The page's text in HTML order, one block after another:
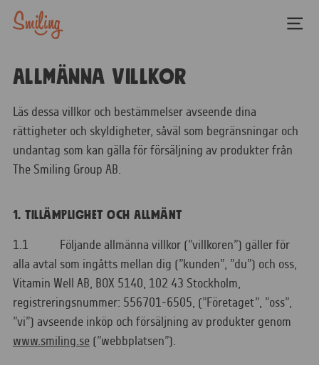
Allmänna Villkor
Läs dessa villkor och bestämmelser avseende dina
rättigheter och skyldigheter, såväl som begränsningar och
undantag som kan gälla för försäljning av produkter från
The Smiling Group AB.
1. TILLÄMPLIGHET OCH ALLMÄNT
1.1 Följande allmänna villkor (”villkoren”) gäller för
alla avtal som ingåtts mellan dig (”kunden”, ”du”) och oss,
Vitamin Well AB, BOX 5140, 102 43 Stockholm,
registreringsnummer: 556701-6505, (”Företaget”, ”oss”,
”vi”) avseende inköp och försäljning av produkter genom
www.smiling.se(”webbplatsen”).